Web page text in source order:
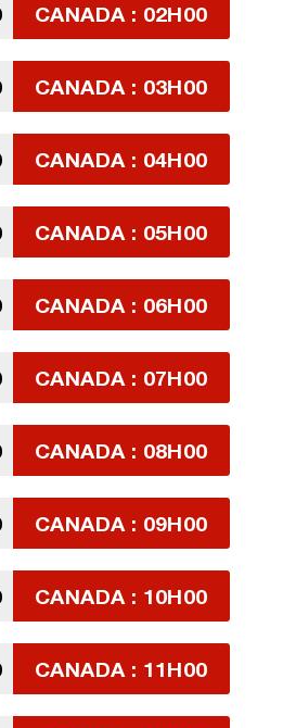
CANADA : 02H00
CANADA : 03H00
CANADA : 04H00
CANADA : 05H00
CANADA : 06H00
CANADA : 07H00
CANADA : 08H00
CANADA : 09H00
CANADA : 10H00
CANADA : 11H00